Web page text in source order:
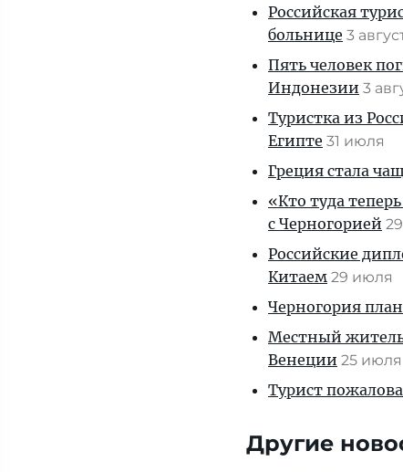
Российская
больнице 3
Пять человек
Индонезии 3
Туристка из
Египте 31 июля
Греция стала
«Кто туда
с Черногорией
Российские
Китаем 29 июля
Черногория
Местный житель
Венеции 25 июля
Турист
Другие